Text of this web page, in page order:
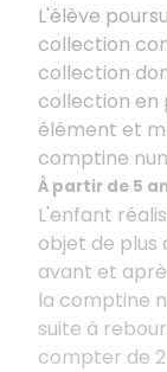
L'élève
collection
collection
collection en
élément et
comptine
À partir de 5
L'enfant
objet de plus
avant et
la comptine
suite à
compter de 2